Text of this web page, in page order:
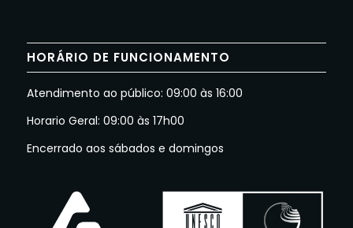
HORÁRIO DE FUNCIONAMENTO
Atendimento ao público: 09:00 às 16:00
Horario Geral: 09:00 às 17h00
Encerrado aos sábados e domingos